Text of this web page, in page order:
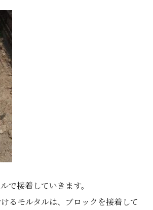
で接着していきます。
るモルタルは、ブロックを接着して